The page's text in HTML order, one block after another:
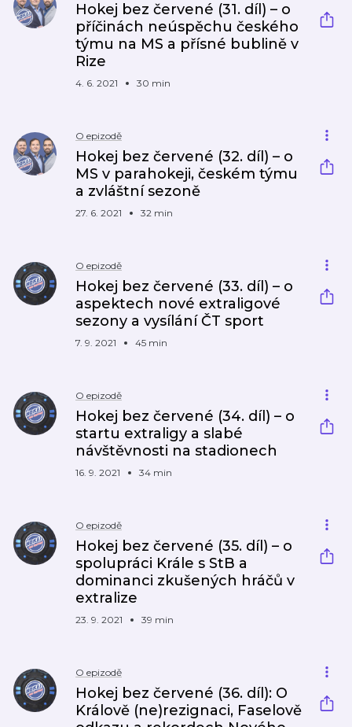
Hokej bez červené (31. díl) – o
příčinách neúspěchu českého
týmu na MS a přísné bublině v
Rize
4. 6. 2021 30 min
O epizodě
Hokej bez červené (32. díl) – o
MS v parahokeji, českém týmu
a zvláštní sezoně
27. 6. 2021 32 min
O epizodě
Hokej bez červené (33. díl) – o
aspektech nové extraligové
sezony a vysílání ČT sport
7. 9. 2021 45 min
O epizodě
Hokej bez červené (34. díl) – o
startu extraligy a slabé
návštěvnosti na stadionech
16. 9. 2021 34 min
O epizodě
Hokej bez červené (35. díl) – o
spolupráci Krále s StB a
dominanci zkušených hráčů v
extralize
23. 9. 2021 39 min
O epizodě
Hokej bez červené (36. díl): O
Králově (ne)rezignaci, Faselově